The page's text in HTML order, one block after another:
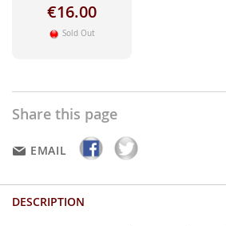
€16.00
Sold Out
Share this page
EMAIL
DESCRIPTION